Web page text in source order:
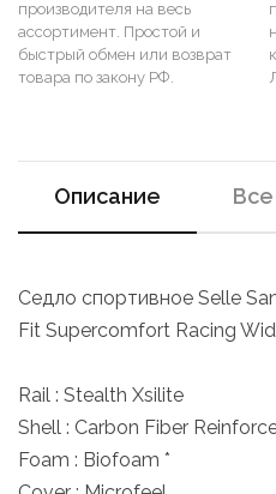
производителя на весь
ассортимент. Простой и
быстрый обмен или возврат
товара по закону РФ.
Описание
Седло спортивное Selle
Fit Supercomfort Racing
Rail : Stealth Xsilite
Shell : Carbon Fiber
Foam : Biofoam *